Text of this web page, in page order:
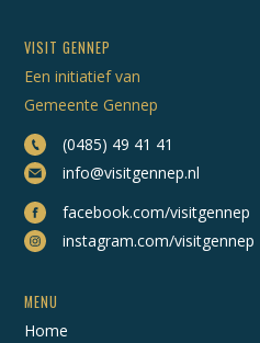
VISIT GENNEP
Een initiatief van
Gemeente Gennep
(0485) 49 41 41
info@visitgennep.nl
facebook.com/visitgennep
instagram.com/visitgennep
MENU
Home